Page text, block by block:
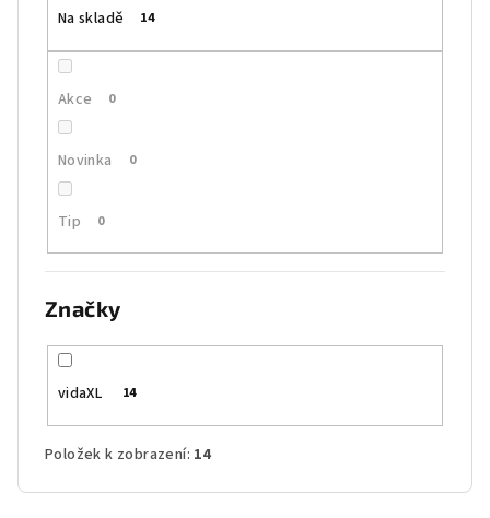
Na skladě 14
Akce 0
Novinka 0
Tip 0
Značky
vidaXL 14
Položek k zobrazení: 14